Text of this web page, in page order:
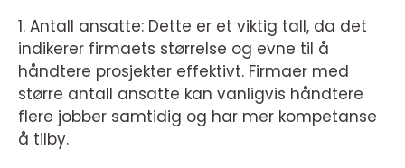
1. Antall ansatte: Dette er et viktig tall, da det
indikerer firmaets størrelse og evne til å
håndtere prosjekter effektivt. Firmaer med
større antall ansatte kan vanligvis håndtere
flere jobber samtidig og har mer kompetanse
å tilby.